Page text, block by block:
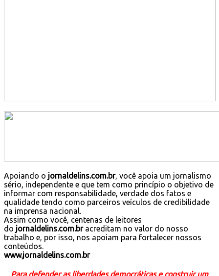
Apoiando o jornaldelins.com.br, você apoia um jornalismo
sério, independente e que tem como princípio o objetivo de
informar com responsabilidade, verdade dos fatos e
qualidade tendo como parceiros veículos de credibilidade
na imprensa nacional.
Assim como você, centenas de leitores
do jornaldelins.com.bracreditam no valor do nosso
trabalho e, por isso, nos apoiam para fortalecer nossos
conteúdos.
www.jornaldelins.com.br
Para defender as liberdades democráticas e construir um